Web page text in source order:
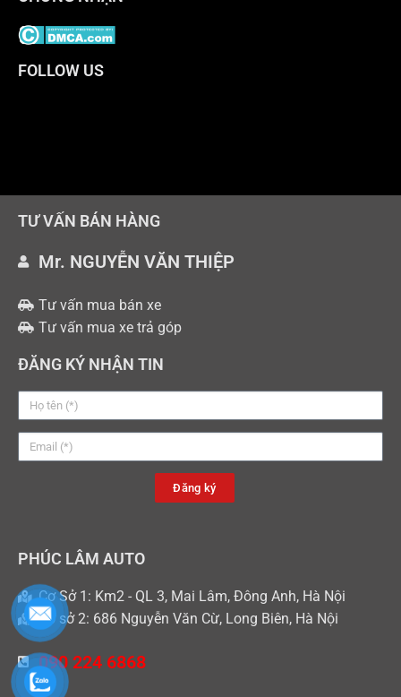
FOLLOW US
TƯ VẤN BÁN HÀNG
Mr. NGUYỄN VĂN THIỆP
Tư vấn mua bán xe
Tư vấn mua xe trả góp
ĐĂNG KÝ NHẬN TIN
Đăng ký
PHÚC LÂM AUTO
Cơ Sở 1: Km2 - QL 3, Mai Lâm, Đông Anh, Hà Nội
Cơ sở 2: 686 Nguyễn Văn Cừ, Long Biên, Hà Nội
090 224 6868